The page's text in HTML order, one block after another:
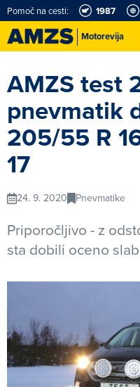
Motorevija
Pomoč na cesti: 1987
AMZS test
pnevmatik
205/55 R
17
24. 9. 2020 Pnevmatike
Priporočljivo - z
sta dobili oceno